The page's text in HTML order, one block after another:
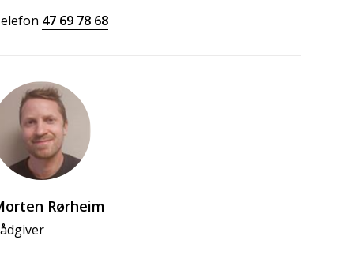
47 69 78 68
Rørheim